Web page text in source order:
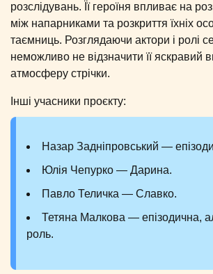
розслідувань. Її героїня впливає на
між напарниками та розкриття їхніх
таємниць. Розглядаючи актори і ролі
неможливо не відзначити її яскравий
атмосферу стрічки.
Інші учасники проєкту:
Назар Задніпровський —
Юлія Чепурко — Дарина.
Павло Теличка — Славко.
Тетяна Малкова — епізодична,
роль.